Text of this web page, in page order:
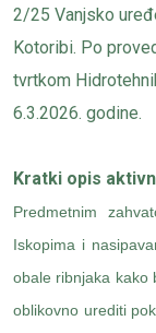
2/25 Vanjsko
Kotoribi. Po
tvrtkom
6.3.2026. godine.
Kratki opis
Predmetnim
Iskopima i
obale ribnjaka kako
oblikovno urediti